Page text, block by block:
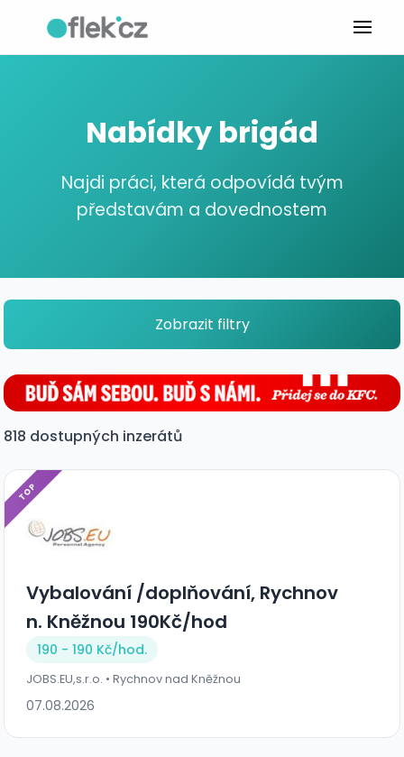
Nabídky brigád
Najdi práci, která odpovídá tvým
představám a dovednostem
Zobrazit filtry
818 dostupných inzerátů
TOP
Vybalování /doplňování, Rychnov
n. Kněžnou 190Kč/hod
190 - 190 Kč/hod.
JOBS.EU,s.r.o. • Rychnov nad Kněžnou
07.08.2026